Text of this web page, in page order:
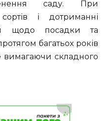
саду. При
і дотриманні
щодо посадки та
багатьох років
вимагаючи складного